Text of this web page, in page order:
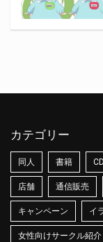
カテゴリー
同人 書籍
店舗 通信販売
キャンペーン イ
女性向けサークル紹介